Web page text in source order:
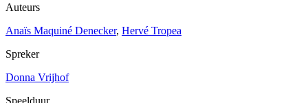
Auteurs
Anaïs Maquiné Denecker, Hervé Tropea
Spreker
Donna Vrijhof
Speelduur